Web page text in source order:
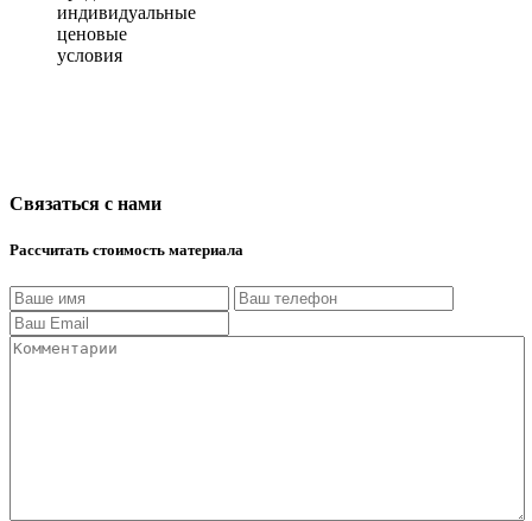
индивидуальные
ценовые
условия
Связаться с нами
Рассчитать стоимость материала